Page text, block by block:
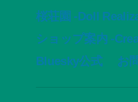
桜荘園 -Doll
ショップ案内 -
Bluesky公式
お